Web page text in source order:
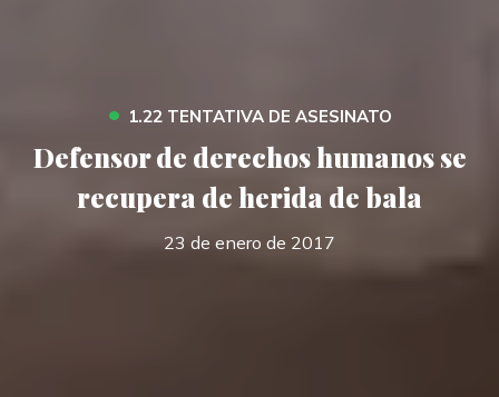
• 1.22 TENTATIVA DE ASESINATO
Defensor de derechos humanos se
recupera de herida de bala
23 de enero de 2017